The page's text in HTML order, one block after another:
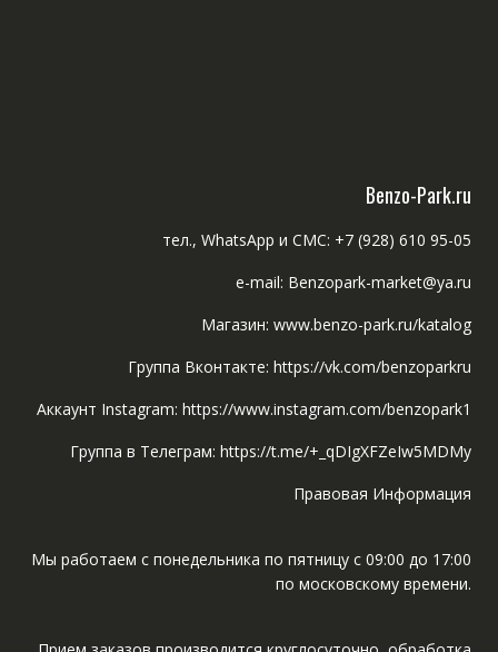
Benzo-Park.ru
тел., WhatsApp и СМС: +7 (928) 610 95-05
e-mail: Benzopark-market@ya.ru
Магазин: www.benzo-park.ru/katalog
Группа Вконтакте: https://vk.com/benzoparkru
Аккаунт Instagram: https://www.instagram.com/benzopark1
Группа в Телеграм: https://t.me/+_qDIgXFZeIw5MDMy
Правовая Информация
Мы работаем с понедельника по пятницу с 09:00 до 17:00
по московскому времени.